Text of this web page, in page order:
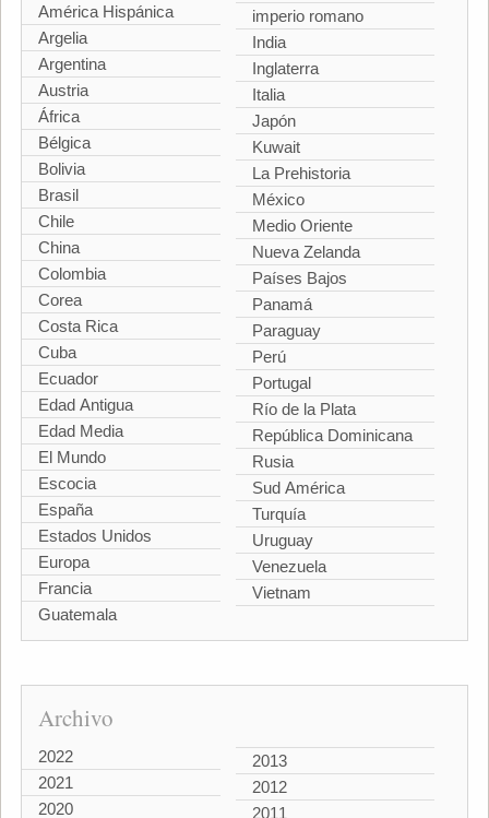
América Hispánica
Argelia
Argentina
Austria
África
Bélgica
Bolivia
Brasil
Chile
China
Colombia
Corea
Costa Rica
Cuba
Ecuador
Edad Antigua
Edad Media
El Mundo
Escocia
España
Estados Unidos
Europa
Francia
Guatemala
imperio romano
India
Inglaterra
Italia
Japón
Kuwait
La Prehistoria
México
Medio Oriente
Nueva Zelanda
Países Bajos
Panamá
Paraguay
Perú
Portugal
Río de la Plata
República Dominicana
Rusia
Sud América
Turquía
Uruguay
Venezuela
Vietnam
Archivo
2022
2021
2020
2013
2012
2011